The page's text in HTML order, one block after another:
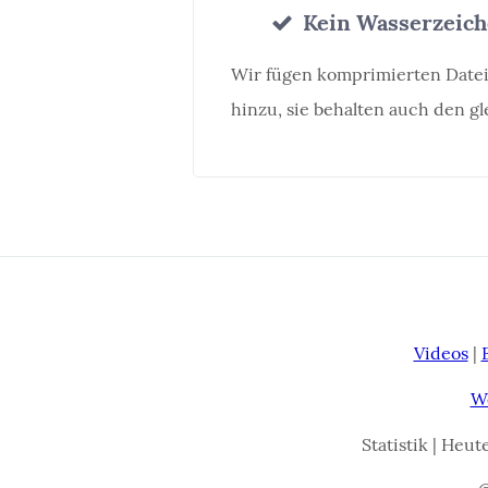
Kein
Wir fügen komprimierten
hinzu, sie behalten auch den
Videos|
Statistik |